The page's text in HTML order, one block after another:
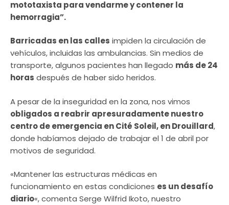
mototaxista para vendarme y contener la
hemorragia”.
Barricadas en las calles impiden la circulación de
vehículos, incluidas las ambulancias. Sin medios de
transporte, algunos pacientes han llegado más de 24
horas después de haber sido heridos.
A pesar de la inseguridad en la zona, nos vimos
obligados a reabrir apresuradamente nuestro
centro de emergencia en Cité Soleil, en Drouillard,
donde habíamos dejado de trabajar el 1 de abril por
motivos de seguridad.
«Mantener las estructuras médicas en
funcionamiento en estas condiciones es un desafío
diario«, comenta Serge Wilfrid Ikoto, nuestro